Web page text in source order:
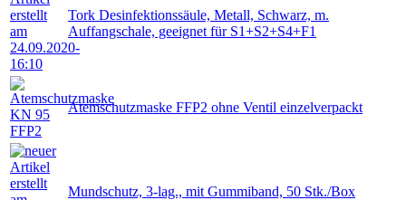
Tork Desinfektionssäule, Metall, Schwarz, m.
Auffangschale, geeignet für S1+S2+S4+F1
Atemschutzmaske FFP2 ohne Ventil einzelverpackt
Mundschutz, 3-lag., mit Gummiband, 50 Stk./Box